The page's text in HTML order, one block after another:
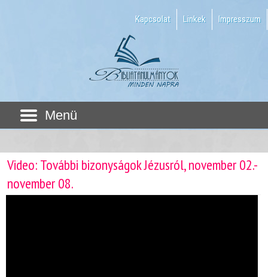
Kapcsolat Linkek Impresszum
Menü
Video: További bizonyságok Jézusról, november 02.-
november 08.